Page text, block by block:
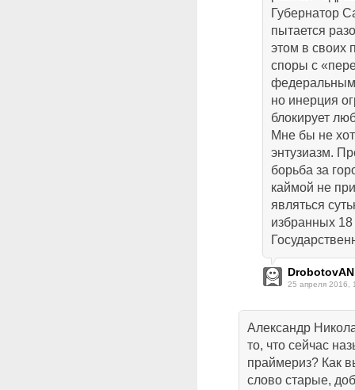
Губернатор
пытается
этом в своих
споры с
но инерция
блокирует
Мне бы не
энтузиазм.
борьба за
каймой не
являться
избранных 18
DrobotovAN
25 апреля 2016,
Александр
то, что сейчас
праймериз? Как
слово старые,